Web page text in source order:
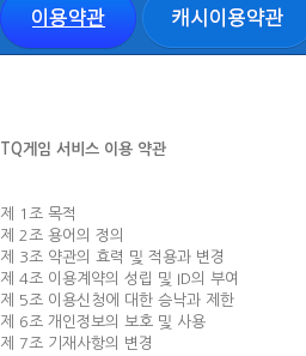
TQ게임 서비스 이용 약관
제 1조 목적
제 2조 용어의 정의
제 3조 약관의 효력 및 적용과 변경
제 4조 이용계약의 성립 및 ID의 부여
제 5조 이용신청에 대한 승낙과 제한
제 6조 개인정보의 보호 및 사용
제 7조 기재사항의 변경